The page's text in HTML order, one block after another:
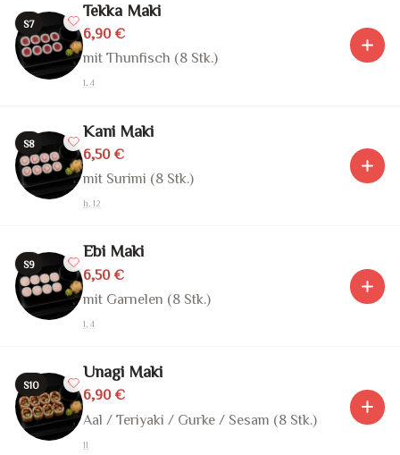
S7
Tekka Maki
6,90 €
mit Thunfisch (8 Stk.)
1, 4
S8
Kani Maki
6,50 €
mit Surimi (8 Stk.)
h, 12
S9
Ebi Maki
6,50 €
mit Garnelen (8 Stk.)
1, 4
S10
Unagi Maki
6,90 €
Aal / Teriyaki / Gurke / Sesam (8 Stk.)
11